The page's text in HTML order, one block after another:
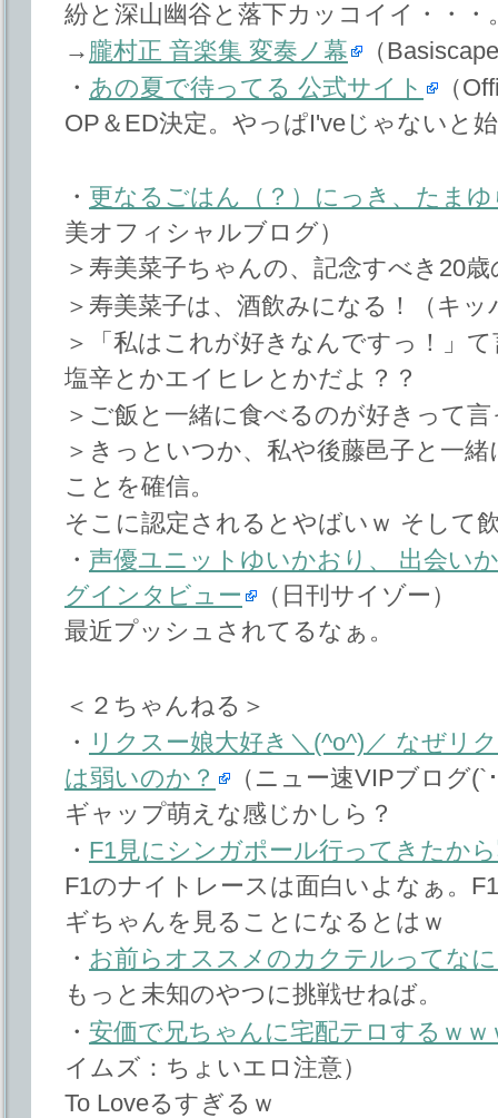
紛と深山幽谷と落下カッコイイ・・・
→ 朧村正 音楽集 変奏ノ幕
（
・ あの夏で待ってる 公式サイト
（
OP＆ED決定。やっぱI'veじゃないと
・ 更なるごはん（？）にっき、たま
美オフィシャルブログ）
＞寿美菜子ちゃんの、記念すべき20
＞寿美菜子は、酒飲みになる！（キッ
＞「私はこれが好きなんですっ！」
塩辛とかエイヒレとかだよ？？
＞ご飯と一緒に食べるのが好きって
＞きっといつか、私や後藤邑子と一
ことを確信。
そこに認定されるとやばいｗ そして
・ 声優ユニットゆいかおり、 出会い
グインタビュー
（日刊サイゾー）
最近プッシュされてるなぁ。
＜２ちゃんねる＞
・ リクスー娘大好き＼(^o^)／ なぜリ
は弱いのか？
（ニュー速VIPブログ(`
ギャップ萌えな感じかしら？
・ F1見にシンガポール行ってきたか
F1のナイトレースは面白いよなぁ。
ギちゃんを見ることになるとはｗ
・ お前らオススメのカクテルってな
もっと未知のやつに挑戦せねば。
・ 安価で兄ちゃんに宅配テロするｗｗ
イムズ：ちょいエロ注意）
To Loveるすぎるｗ